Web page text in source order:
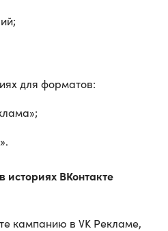
для форматов:
историях ВКонтакте
кампанию в VK Рекламе,